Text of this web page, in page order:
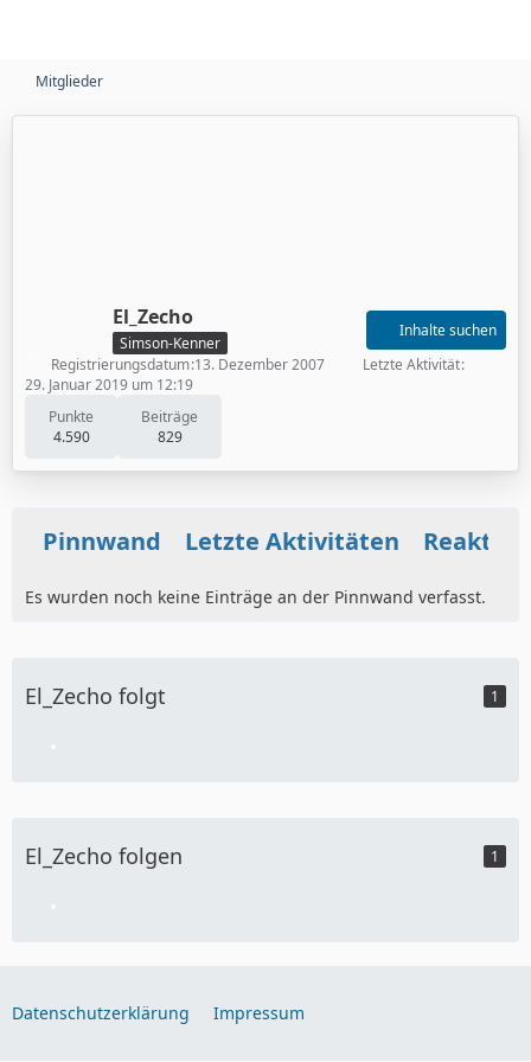
Mitglieder
El_Zecho
Simson-Kenner
Punkte
4.590
Beiträge
829
Inhalte suchen
Registrierungsdatum 13. Dezember 2007
Letzte Aktivität
29. Januar 2019 um 12:19
Pinnwand Letzte Aktivitäten
Es wurden noch keine Einträge an der Pinnwand verfasst.
El_Zecho folgt 1
El_Zecho folgen 1
Datenschutzerklärung Impressum